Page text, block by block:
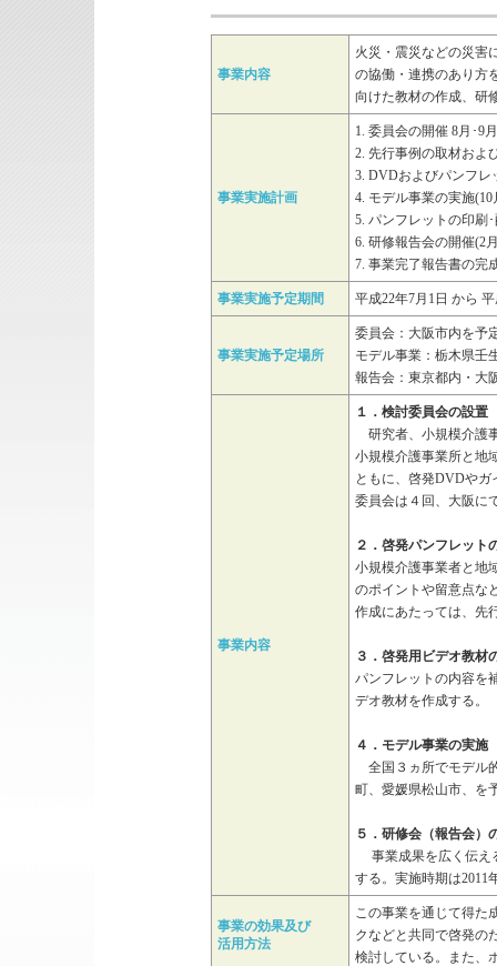
事業内容
火災・震災などの災害
の協働・連携のあり方
向けた教材の作成、研
事業実施計画
1. 委員会の開催 8月･9
2. 先行事例の取材およ
3. DVDおよびパンフレ
4. モデル事業の実施(10
5. パンフレットの印刷
6. 研修報告会の開催(2
7. 事業完了報告書の完
事業実施予定期間 平成22年7月1日 から
事業実施予定場所
委員会：大阪市内を予
モデル事業：栃木県壬
報告会：東京都内・大
事業内容
１．検討委員会の設置
研究者、小規模介護
小規模介護事業所と地
ともに、啓発DVDや
委員会は４回、大阪に
２．啓発パンフレット
小規模介護事業者と地
のポイントや留意点な
作成にあたっては、先
３．啓発用ビデオ教材
パンフレットの内容を
デオ教材を作成する。
４．モデル事業の実施
全国３ヵ所でモデル
町、愛媛県松山市、を
５．研修会（報告会）
事業成果を広く伝え
する。実施時期は2011
事業の効果及び
活用方法
この事業を通じて得た
クなどと共同で啓発の
検討している。また、